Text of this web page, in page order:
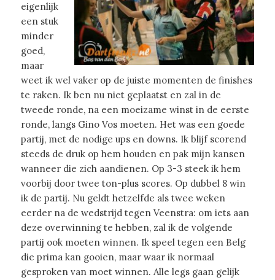
eigenlijk
een stuk
minder
goed,
maar
weet ik wel vaker op de juiste momenten de finishes
te raken. Ik ben nu niet geplaatst en zal in de
tweede ronde, na een moeizame winst in de eerste
ronde, langs Gino Vos moeten. Het was een goede
partij, met de nodige ups en downs. Ik blijf scorend
steeds de druk op hem houden en pak mijn kansen
wanneer die zich aandienen. Op 3-3 steek ik hem
voorbij door twee ton-plus scores. Op dubbel 8 win
ik de partij. Nu geldt hetzelfde als twee weken
eerder na de wedstrijd tegen Veenstra: om iets aan
deze overwinning te hebben, zal ik de volgende
partij ook moeten winnen. Ik speel tegen een Belg
die prima kan gooien, maar waar ik normaal
gesproken van moet winnen. Alle legs gaan gelijk